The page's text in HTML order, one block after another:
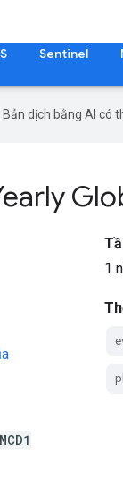
Sentinel
dịch bằng AI có
1